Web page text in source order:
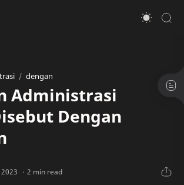
dengan
Administrasi
Dengan
2 min read